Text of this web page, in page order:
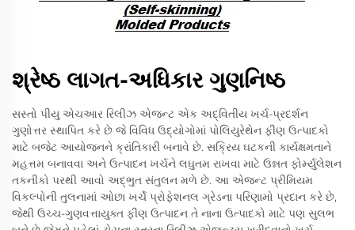
શ્રેષ્ઠ લાગત-અધિકાર ગુણનિષ્ઠ
સસ્તો પીયુ એચઆર રિલીઝ એજન્ટ એક અદ્વિતીય ખર્ચ-પ્રદર્શન
ગુણોત્તર સ્થાપિત કરે છે જે વિવિધ ઉદ્યોગોમાં પોલિયુરેથેન ફીણ ઉત્પાદકો
માટે બજેટ આયોજનને ક્રાંતિકારી બનાવે છે. સક્રિય ઘટકની કાર્યક્ષમતાને
મહત્તમ બનાવવા અને ઉત્પાદન ખર્ચને લઘુતમ રાખવા માટે ઉન્નત ફોર્મ્યુલેશન
તકનીકો પરથી આવો અદ્ભુત સંતુલન મળે છે. આ એજન્ટ પ્રીમિયમ
વિકલ્પોની તુલનામાં ઓછા ખર્ચે પ્રોફેશનલ ગ્રેડના પરિણામો પ્રદાન કરે છે,
જેથી ઉચ્ચ-ગુણવત્તાયુક્ત ફીણ ઉત્પાદન તે નાના ઉત્પાદકો માટે પણ સુલભ